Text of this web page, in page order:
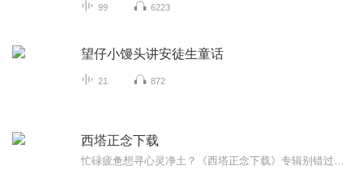
99 6223
望仔小馒头讲安徒生童话
21 872
西塔正念下载